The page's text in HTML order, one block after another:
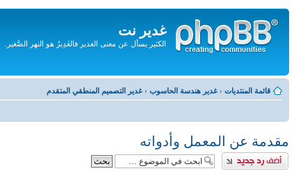
غدير نت
الكثير يسأل عن معنى الغدير فالغَدِيرُ هو النهر الصَّغير.
المحتويات
قائمة المنتديات ‹ غدير هندسة الحاسوب ‹ غدير التصميم المنطقي المتقدم
مقدمة عن المعمل وأدواته
إضافة رد